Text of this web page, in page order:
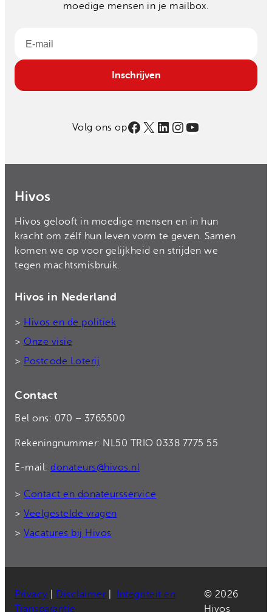
moedige mensen in je mailbox.
Email
Inschrijven
Volg ons opFacebook
X LinkedIn
Instagram
YouTube
Hivos
Hivos gelooft in moedige mensen en in hun
kracht om zélf hun leven vorm te geven. Samen
komen we op voor gelijkheid en strijden we
tegen machtsmisbruik.
Hivos in Nederland
> Hivos en de politiek
> Onze visie
> Postcode Loterij
Contact
Bel ons: 070 – 3765500
Rekeningnummer: NL50 TRIO 0338 7775 55
E-mail: donateurs@hivos.nl
> Contact en donateursservice
> Veelgestelde vragen
> Vacatures bij Hivos
Privacy Disclaimer|
Integriteit en
Transparantie
© 2026
Hivos